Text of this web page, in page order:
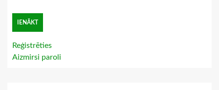
Reģistrēties
Aizmirsi paroli